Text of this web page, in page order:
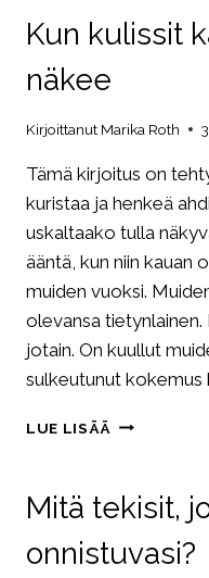
Kun kulissit
näkee
Kirjoittanut Marika Roth
Tämä kirjoitus on
kuristaa ja henkeä
uskaltaako tulla
ääntä, kun niin kauan
muiden vuoksi.
olevansa tietynlainen.
jotain. On kuullut
sulkeutunut kokemus
LUE LISÄÄ KUN
KAIKKI
Mitä tekisit,
onnistuvasi?